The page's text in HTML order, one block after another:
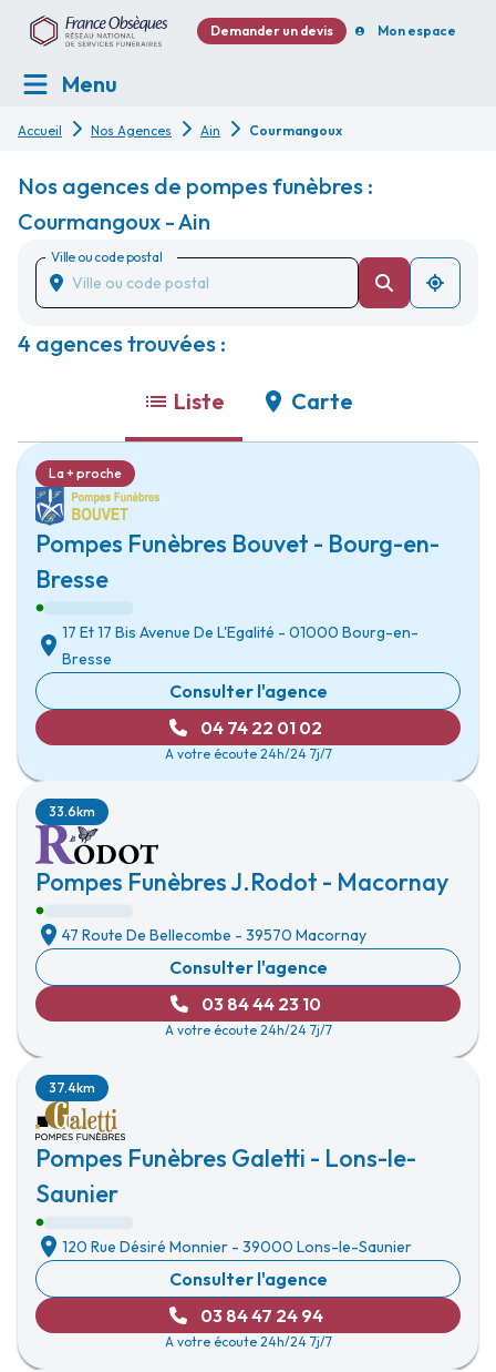
Demander un devis Mon espace
Menu
Accueil Nos Agences Ain Courmangoux
Nos agences de pompes funèbres :
Courmangoux - Ain
Ville ou code postal
4 agences trouvées :
Liste Carte
Pompes Funèbres Bouvet - Bourg-en-
Bresse
La + proche
17 Et 17 Bis Avenue De L'Egalité - 01000 Bourg-en-
Bresse
Consulter l'agence
04 74 22 01 02
A votre écoute 24h/24 7j/7
Pompes Funèbres J.Rodot - Macornay
33.6km
47 Route De Bellecombe - 39570 Macornay
Consulter l'agence
03 84 44 23 10
A votre écoute 24h/24 7j/7
Pompes Funèbres Galetti - Lons-le-
Saunier
37.4km
120 Rue Désiré Monnier - 39000 Lons-le-Saunier
Consulter l'agence
03 84 47 24 94
A votre écoute 24h/24 7j/7